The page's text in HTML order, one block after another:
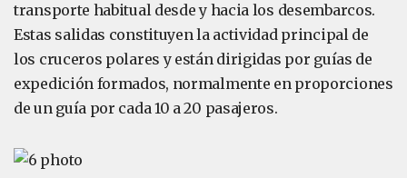
transporte habitual desde y hacia los desembarcos.
Estas salidas constituyen la actividad principal de
los cruceros polares y están dirigidas por guías de
expedición formados, normalmente en proporciones
de un guía por cada 10 a 20 pasajeros.